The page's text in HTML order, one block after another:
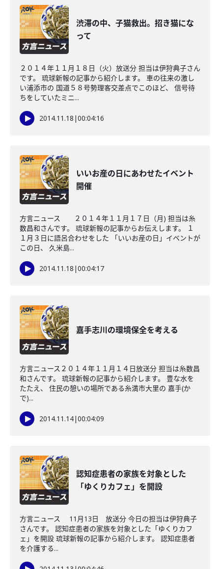
渋滞の中、子猫救出。招き猫にな
って
２０１４年１１月１８日（火）放送分 担当は伊狩典子さん
です。 琉球新報の記事から紹介します。 車の往来の激し
い浦添市の 国道５８号勢理客交差点でこのほど、 信号待
ちをしていたミニ...
2014.11.18 |00:04:16
いいお産の日にあわせたイベント
開催
方言ニュース ２０１４年１１月１７日（月) 担当は糸
数昌和さんです。 琉球新報の記事からお伝えします。 １
１月３日に語呂合わせをした 「いいお産の日」イベントが
この日、 久米島...
2014.11.18 |00:04:17
嘉手志川の環境保全を考える
方言ニュース２０１４年１１月１４日放送分 担当は糸数昌
和さんです。 琉球新報の記事から紹介します。 豊な水を
たたえ、 住民の憩いの場所である糸満市大里の 嘉手(か
で)...
2014.11.14|00:04:09
認知症患者の家族を対象とした
「ゆくりカフェ」を開設
方言ニュース 11月13日 放送分 今日の担当は伊狩典子
さんです。 認知症患者の家族を対象とした「ゆくりカフ
ェ」を開設 琉球新報の記事から紹介します。 認知症患者
を介護する...